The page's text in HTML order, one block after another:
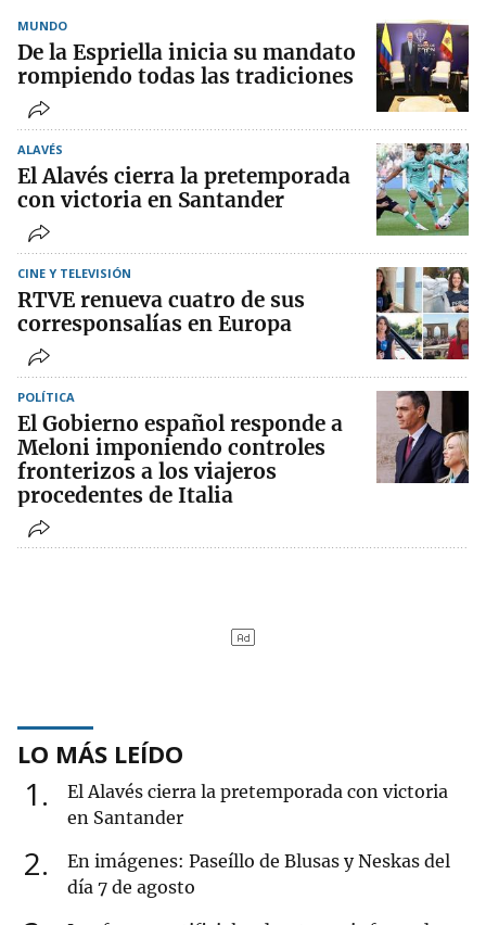
MUNDO
De la Espriella inicia su mandato
rompiendo todas las tradiciones
ALAVÉS
El Alavés cierra la pretemporada
con victoria en Santander
CINE Y TELEVISIÓN
RTVE renueva cuatro de sus
corresponsalías en Europa
POLÍTICA
El Gobierno español responde a
Meloni imponiendo controles
fronterizos a los viajeros
procedentes de Italia
LO MÁS LEÍDO
1
El Alavés cierra la pretemporada con victoria
en Santander
2
En imágenes: Paseíllo de Blusas y Neskas del
día 7 de agosto